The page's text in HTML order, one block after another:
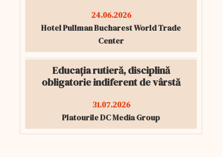
24.06.2026
Hotel Pullman Bucharest World Trade
Center
Educația rutieră, disciplină
obligatorie indiferent de vârstă
31.07.2026
Platourile DC Media Group